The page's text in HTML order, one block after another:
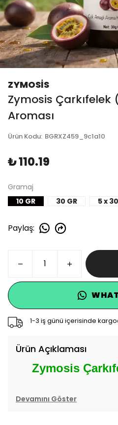
ZYMOSİS
Zymosis Çarkıfelek
Aroması
Ürün Kodu: BGRXZ459_9c1a10
₺ 110.19
Gramaj
10 GR
30 GR 5 x
Paylaş:
1-3 iş günü içerisinde
Ürün Açıklaması
Zymosis
Devamını Göster